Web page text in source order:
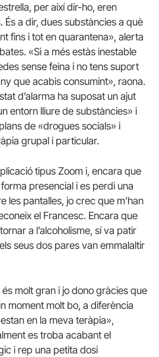
per així dir-ho, eren
És a dir, dues substàncies a què
fins i tot en quarantena», alerta
«Si a més estàs inestable
sense feina i no tens suport
que acabis consumint», raona.
d’alarma ha suposat un ajut
entorn lliure de substàncies» i
de «drogues socials» i
grupal i particular.
tipus Zoom i, encara que
presencial i es perdi una
les pantalles, jo crec que m’han
el Francesc. Encara que
a l’alcoholisme, sí va patir
seus dos pares van emmalaltir
és molt gran i jo dono gràcies que
moment molt bo, a diferència
en la meva teràpia»,
es troba acabant el
i rep una petita dosi